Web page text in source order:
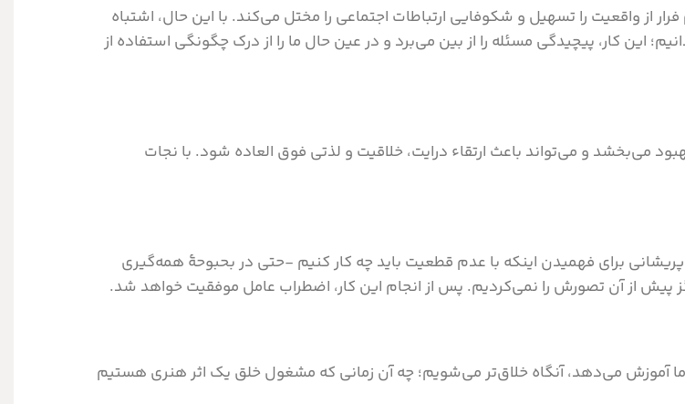
از واقعیت را تسهیل و شکوفایی ارتباطات اجتماعی را مختل می‌کند. با این حال، اشتباه
این کار، پیچیدگی مسئله را از بین می‌برد و در عین حال ما را از درک چگونگی استفاده از
می‌بخشد و می‌تواند باعث ارتقاء درایت، خلاقیت و لذتی فوق العاده‌ شود. با نجات
برای فهمیدن اینکه با عدم قطعیت باید چه کار کنیم -حتی در بحبوحۀ همه‌گیری
پیش از آن تصورش را نمی‌کردیم. پس از انجام این کار، اضطراب عامل موفقیت خواهد شد.
آموزش می‌دهد، آنگاه خلاق‌تر می‌شویم؛ چه آن زمانی که مشغول خلق یک اثر هنری هستیم